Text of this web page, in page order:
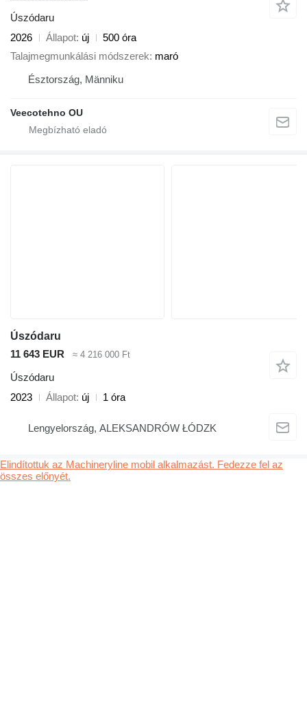
Úszódaru
2026
Állapot új
500 óra
Talajmegmunkálási módszerek maró
Észtország, Männiku
Veecotehno OU
Úszódaru
11 643 EUR
≈ 4 216 000 Ft
Úszódaru
2023
Állapot új 1 óra
Lengyelország, ALEKSANDRÓW ŁÓDZK
Elindítottuk az Machineryline mobil alkalmazást. Fedezze fel az
összes előnyét.